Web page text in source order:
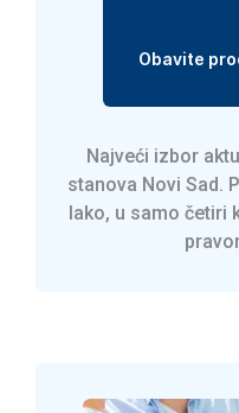
Obavite
Najveći izbor
stanova Novi Sad.
lako, u samo četiri